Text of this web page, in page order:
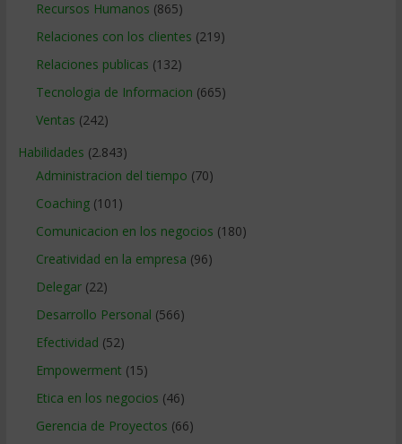
Recursos Humanos (865)
Relaciones con los clientes (219)
Relaciones publicas (132)
Tecnologia de Informacion (665)
Ventas (242)
Habilidades (2.843)
Administracion del tiempo (70)
Coaching(101)
Comunicacion en los negocios (180)
Creatividad en la empresa (96)
Delegar(22)
Desarrollo Personal (566)
Efectividad (52)
Empowerment (15)
Etica en los negocios (46)
Gerencia de Proyectos (66)